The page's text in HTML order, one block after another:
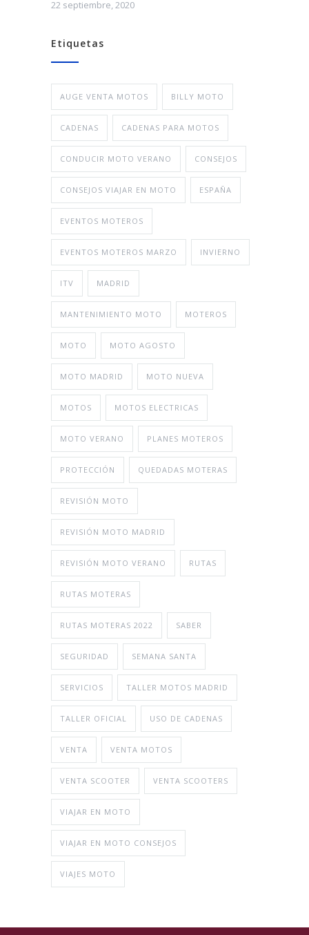
22 septiembre, 2020
Etiquetas
AUGE VENTA MOTOS BILLY MOTO
CADENAS CADENAS PARA MOTOS
CONDUCIR MOTO VERANO CONSEJOS
CONSEJOS VIAJAR EN MOTO ESPAÑA
EVENTOS MOTEROS
EVENTOS MOTEROS MARZO INVIERNO
ITV MADRID
MANTENIMIENTO MOTO MOTEROS
MOTO MOTO AGOSTO
MOTO MADRID MOTO NUEVA
MOTOS MOTOS ELECTRICAS
MOTO VERANO PLANES MOTEROS
PROTECCIÓN QUEDADAS MOTERAS
REVISIÓN MOTO
REVISIÓN MOTO MADRID
REVISIÓN MOTO VERANO RUTAS
RUTAS MOTERAS
RUTAS MOTERAS 2022 SABER
SEGURIDAD SEMANA SANTA
SERVICIOS TALLER MOTOS MADRID
TALLER OFICIAL USO DE CADENAS
VENTA VENTA MOTOS
VENTA SCOOTER VENTA SCOOTERS
VIAJAR EN MOTO
VIAJAR EN MOTO CONSEJOS
VIAJES MOTO